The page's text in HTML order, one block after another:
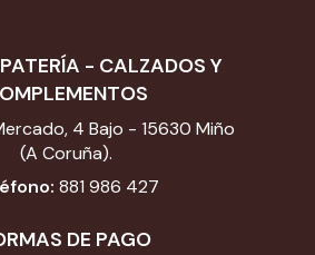
- CALZADOS Y
4 Bajo - 15630 Miño
(A Coruña).
881 986 427
DE PAGO